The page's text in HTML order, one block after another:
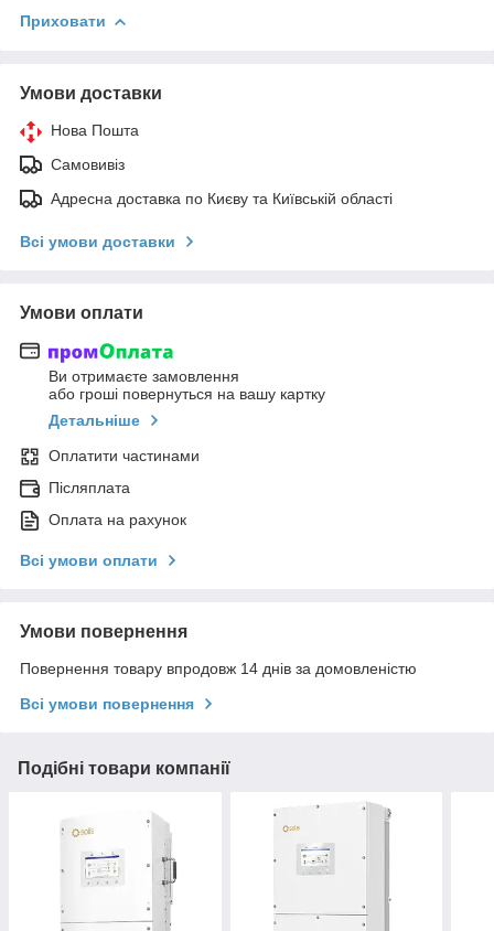
Приховати
Умови доставки
Нова Пошта
Самовивіз
Адресна доставка по Києву та Київській області
Всі умови доставки
Умови оплати
Ви отримаєте замовлення
або гроші повернуться на вашу картку
Детальніше
Оплатити частинами
Післяплата
Оплата на рахунок
Всі умови оплати
Умови повернення
Повернення товару впродовж 14 днів за домовленістю
Всі умови повернення
Подібні товари компанії